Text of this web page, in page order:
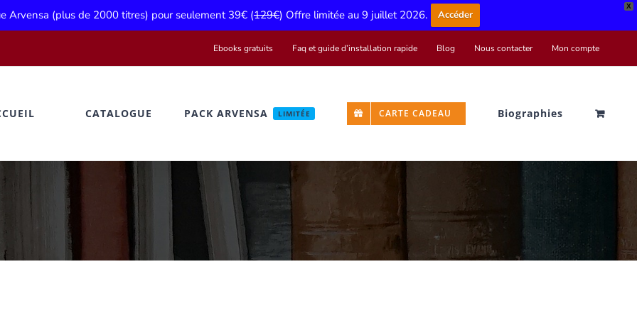
X
Arvensa (plus de 2000 titres) pour seulement 39€ (129€) Offre limitée au 9 juillet 2026. Accéder
Ebooks gratuits Faq et guide d’installation rapide Blog Nous contacter Mon compte
CATALOGUE PACK ARVENSA LIMITÉE CARTE CADEAU Biographies